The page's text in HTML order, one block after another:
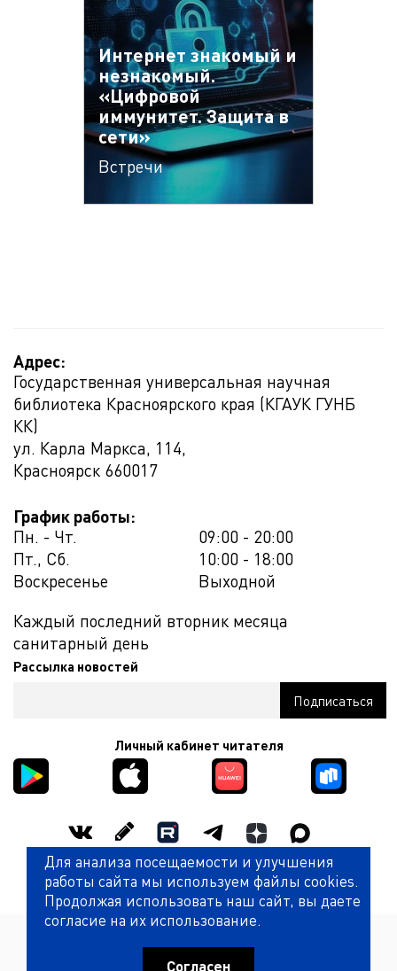
Интернет знакомый и
незнакомый.
«Цифровой
иммунитет. Защита в
сети»
Встречи
Адрес:
Государственная универсальная научная
библиотека Красноярского края (КГАУК ГУНБ
КК)
ул. Карла Маркса, 114,
Красноярск 660017
График работы:
Пн. - Чт.
09:00 - 20:00
Пт., Сб.
10:00 - 18:00
Воскресенье
Выходной
Каждый последний вторник месяца
санитарный день
Рассылка новостей
Личный кабинет читателя
Оценить работу библиотеки
© Государственная универсальная научная библиотека
Для анализа посещаемости и улучшения
работы сайта мы используем файлы cookies.
Продолжая использовать наш сайт, вы даете
согласие на их использование.